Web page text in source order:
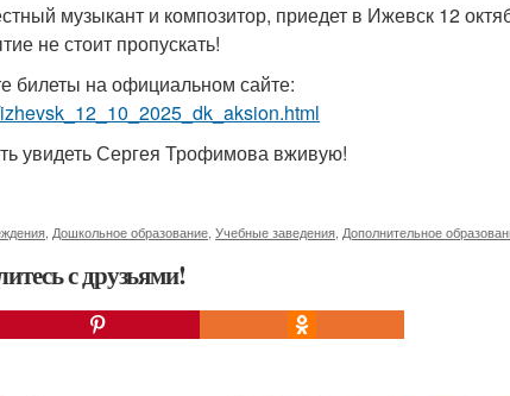
музыкант и композитор, приедет в Ижевск 12
не стоит пропускать!
билеты на официальном сайте:
увидеть Сергея Трофимова вживую!
Дошкольное образование Учебные заведения Дополнительное
с друзьями!